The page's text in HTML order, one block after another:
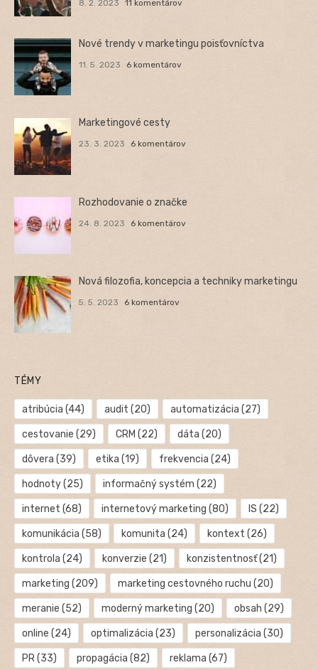
8. 2. 2023 11 komentárov
Nové trendy v marketingu poisťovníctva
11. 5. 2023 6 komentárov
Marketingové cesty
23. 3. 2023 6 komentárov
Rozhodovanie o značke
24. 8. 2023 6 komentárov
Nová filozofia, koncepcia a techniky marketingu
5. 5. 2023 6 komentárov
TÉMY
atribúcia (44) audit (20) automatizácia (27)
cestovanie (29) CRM (22) dáta (20)
dôvera (39) etika (19) frekvencia (24)
hodnoty(25) informačný systém (22)
internet (68) internetový marketing (80) IS (22)
komunikácia (58) komunita (24) kontext (26)
kontrola (24) konverzie (21) konzistentnosť(21)
marketing (209) marketing cestovného ruchu (20)
meranie (52) moderný marketing (20) obsah (29)
online (24) optimalizácia (23) personalizácia (30)
PR(33) propagácia (82) reklama (67)